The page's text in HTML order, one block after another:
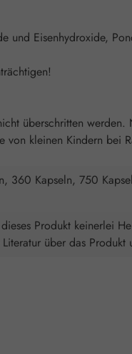
und Eisenhydroxide,
überschritten
kleinen Kindern bei
360 Kapseln, 750
Produkt keinerlei
über das Produkt